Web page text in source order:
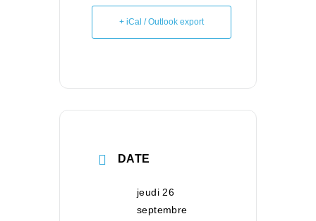
+ iCal / Outlook export
DATE
jeudi 26
septembre